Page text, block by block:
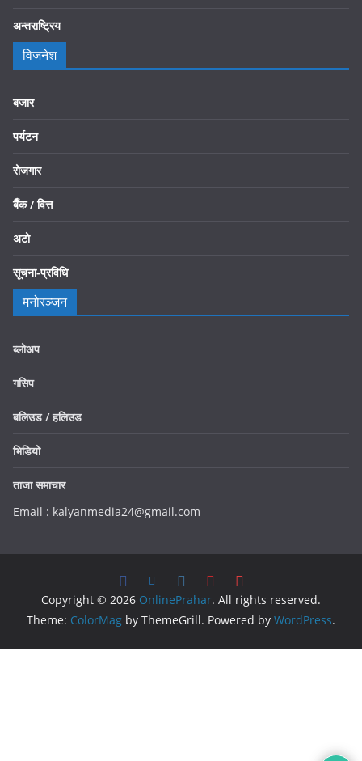
अन्तराष्ट्रिय
विजनेश
बजार
पर्यटन
रोजगार
बैँक / वित्त
अटो
सूचना-प्रविधि
मनोरञ्जन
ब्लोअप
गसिप
बलिउड / हलिउड
भिडियो
ताजा समाचार
Email : kalyanmedia24@gmail.com
Copyright © 2026 OnlinePrahar. All rights reserved.
Theme: ColorMag by ThemeGrill. Powered by WordPress.